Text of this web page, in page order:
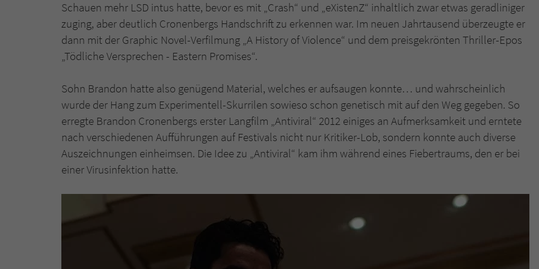
Schauen mehr LSD intus hatte, bevor es mit „Crash“ und „eXistenZ“ inhaltlich zwar etwas geradliniger
zuging, aber deutlich Cronenbergs Handschrift zu erkennen war. Im neuen Jahrtausend überzeugte er
dann mit der Graphic Novel-Verfilmung „A History of Violence“ und dem preisgekrönten Thriller-Epos
„Tödliche Versprechen - Eastern Promises“.
Sohn Brandon hatte also genügend Material, welches er aufsaugen konnte… und wahrscheinlich
wurde der Hang zum Experimentell-Skurrilen sowieso schon genetisch mit auf den Weg gegeben. So
erregte Brandon Cronenbergs erster Langfilm „Antiviral“ 2012 einiges an Aufmerksamkeit und erntete
nach verschiedenen Aufführungen auf Festivals nicht nur Kritiker-Lob, sondern konnte auch diverse
Auszeichnungen einheimsen. Die Idee zu „Antiviral“ kam ihm während eines Fiebertraums, den er bei
einer Virusinfektion hatte.